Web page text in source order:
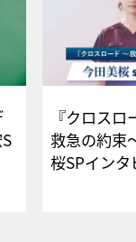
『クロス
救急の約束
桜SPイ